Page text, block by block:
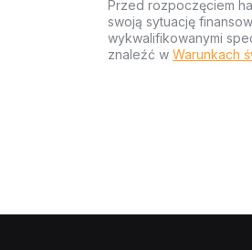
Przed rozpoczęciem
swoją sytuację
wykwalifikowanymi
znaleźć w Warunkach